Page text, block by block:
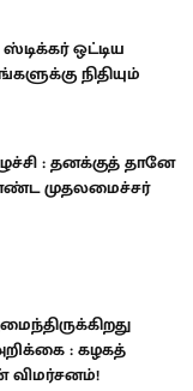
ஒட்டிய
நிதியும்
: தனக்குத் தானே
முதலமைச்சர்
: கழகத்
விமர்சனம்!